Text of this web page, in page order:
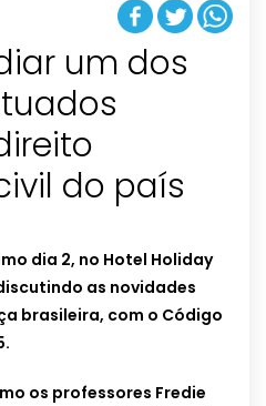
um dos
do país
dia 2, no Hotel Holiday
as novidades
brasileira, com o Código
os professores Fredie